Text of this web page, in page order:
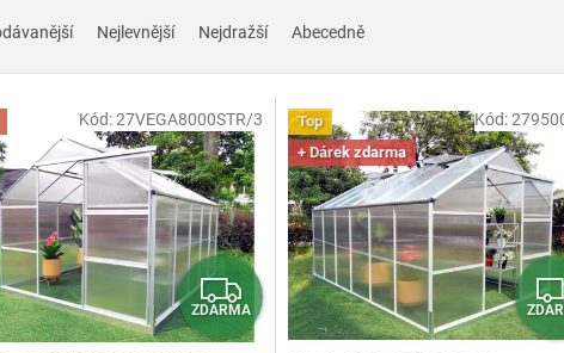
Nejlevnější Nejdražší Abecedně
Z
D
ZDARMA
Kód:27VEGA8000STR/3
Top
+ Dárek zdarma
Kód: